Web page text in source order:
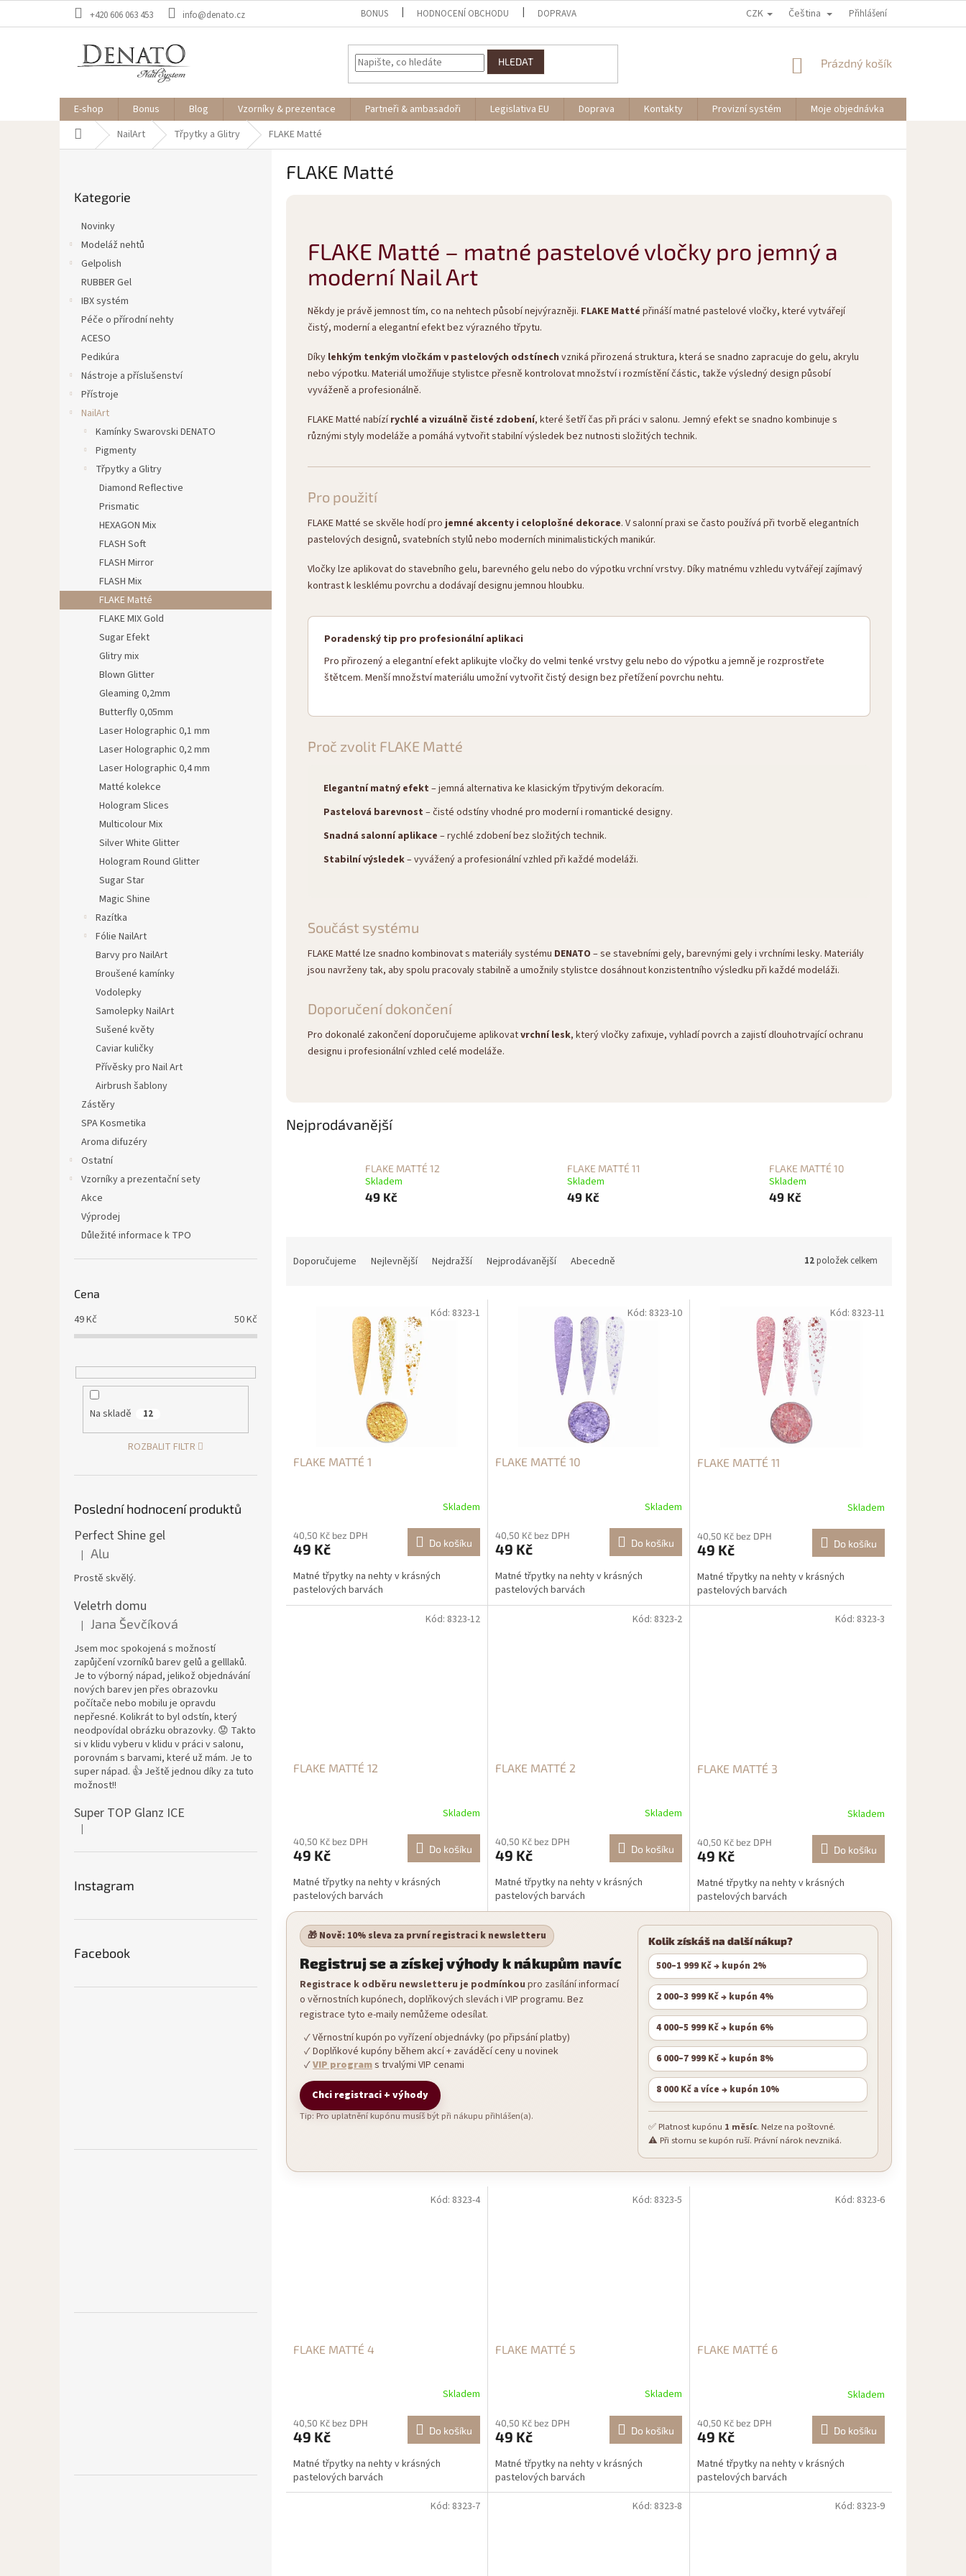
+420 606 063 453 info@denato.cz BONUS HODNOCENÍ OBCHODU DOPRAVA CZK Čeština Přihlášení
HLEDAT
NÁKUPNÍ
Prázdný košík
E-shop Bonus Blog Vzorníky & prezentace Partneři & ambasadoři Legislativa EU Doprava Kontakty Provizní systém
Moje objednávka
Domů NailArt Třpytky a Glitry FLAKE Matté
kategorie
Kategorie
Novinky
Modeláž nehtů
Gelpolish
RUBBER Gel
IBX systém
Péče o přírodní nehty
ACESO
Pedikúra
Nástroje a příslušenství
Přístroje
NailArt
Kamínky Swarovski DENATO
Pigmenty
Třpytky a Glitry
Diamond Reflective
Prismatic
HEXAGON Mix
FLASH Soft
FLASH Mirror
FLASH Mix
FLAKE Matté
FLAKE MIX Gold
Sugar Efekt
Glitry mix
Blown Glitter
Gleaming 0,2mm
Butterfly 0,05mm
Laser Holographic 0,1 mm
Laser Holographic 0,2 mm
Laser Holographic 0,4 mm
Matté kolekce
Hologram Slices
Multicolour Mix
Silver White Glitter
Hologram Round Glitter
Sugar Star
Magic Shine
Razítka
Fólie NailArt
Barvy pro NailArt
Broušené kamínky
Vodolepky
Samolepky NailArt
Sušené květy
Caviar kuličky
Přívěsky pro Nail Art
Airbrush šablony
Zástěry
SPA Kosmetika
Aroma difuzéry
Ostatní
Vzorníky a prezentační sety
Akce
Výprodej
Důležité informace k TPO
Cena
49Kč 50Kč
Na skladě 12
ROZBALIT FILTR
Poslední hodnocení produktů
Perfect Shine gel
Hodnocení produktu je 5 z 5 hvězdiček.
| Alu
Prostě skvělý.
Veletrh domu
Hodnocení produktu je 5 z 5 hvězdiček.
| Jana Ševčíková
Jsem moc spokojená s možností
zapůjčení vzorníků barev gelů a gelllaků.
Je to výborný nápad, jelikož objednávání
nových barev jen přes obrazovku
počítače nebo mobilu je opravdu
nepřesné. Kolikrát to byl odstín, který
neodpovídal obrázku obrazovky. 😟 Takto
si v klidu vyberu v klidu v práci v salonu,
porovnám s barvami, které už mám. Je to
super nápad. 👍 Ještě jednou díky za tuto
možnost!!
Super TOP Glanz ICE
Hodnocení produktu je 4 z 5 hvězdiček.
|
Instagram
Facebook
FLAKE Matté
FLAKE Matté – matné pastelové vločky pro jemný a
moderní Nail Art
Někdy je právě jemnost tím, co na nehtech působí nejvýrazněji. FLAKE Matté přináší matné pastelové vločky, které vytvářejí
čistý, moderní a elegantní efekt bez výrazného třpytu.
Díky lehkým tenkým vločkám v pastelových odstínech vzniká přirozená struktura, která se snadno zapracuje do gelu, akrylu
nebo výpotku. Materiál umožňuje stylistce přesně kontrolovat množství i rozmístění částic, takže výsledný design působí
vyváženě a profesionálně.
FLAKE Matté nabízírychlé a vizuálně čisté zdobení, které šetří čas při práci v salonu. Jemný efekt se snadno kombinuje s
různými styly modeláže a pomáhá vytvořit stabilní výsledek bez nutnosti složitých technik.
Pro použití
FLAKE Matté se skvěle hodí projemné akcenty i celoplošné dekorace. V salonní praxi se často používá při tvorbě elegantních
pastelových designů, svatebních stylů nebo moderních minimalistických manikúr.
Vločky lze aplikovat do stavebního gelu, barevného gelu nebo do výpotku vrchní vrstvy. Díky matnému vzhledu vytvářejí zajímavý
kontrast k lesklému povrchu a dodávají designu jemnou hloubku.
Poradenský tip pro profesionální aplikaci
Pro přirozený a elegantní efekt aplikujte vločky do velmi tenké vrstvy gelu nebo do výpotku a jemně je rozprostřete
štětcem. Menší množství materiálu umožní vytvořit čistý design bez přetížení povrchu nehtu.
Proč zvolit FLAKE Matté
Elegantní matný efekt – jemná alternativa ke klasickým třpytivým dekoracím.
Pastelová barevnost – čisté odstíny vhodné pro moderní i romantické designy.
Snadná salonní aplikace – rychlé zdobení bez složitých technik.
Stabilní výsledek– vyvážený a profesionální vzhled při každé modeláži.
Součást systému
FLAKE Matté lze snadno kombinovat s materiály systému DENATO – se stavebními gely, barevnými gely i vrchními lesky. Materiály
jsou navrženy tak, aby spolu pracovaly stabilně a umožnily stylistce dosáhnout konzistentního výsledku při každé modeláži.
Doporučení dokončení
Pro dokonalé zakončení doporučujeme aplikovatvrchní lesk, který vločky zafixuje, vyhladí povrch a zajistí dlouhotrvající ochranu
designu i profesionální vzhled celé modeláže.
Nejprodávanější
FLAKE MATTÉ 12
Skladem
49 Kč
FLAKE MATTÉ 11
Skladem
49 Kč
FLAKE MATTÉ 10
Skladem
49 Kč
Doporučujeme Nejlevnější Nejdražší Nejprodávanější Abecedně 12položek celkem
FLAKE MATTÉ 1
Skladem
40,50 Kč bez DPH
49 Kč Do košíku
Matné třpytky na nehty v krásných
pastelových barvách
Kód: 8323-1
FLAKE MATTÉ 10
Skladem
40,50 Kč bez DPH
49 Kč Do košíku
Matné třpytky na nehty v krásných
pastelových barvách
Kód: 8323-10
FLAKE MATTÉ 11
Skladem
40,50 Kč bez DPH
49 Kč Do košíku
Matné třpytky na nehty v krásných
pastelových barvách
Kód: 8323-11
FLAKE MATTÉ 12
Skladem
40,50 Kč bez DPH
49 Kč Do košíku
Matné třpytky na nehty v krásných
pastelových barvách
Kód: 8323-12
FLAKE MATTÉ 2
Skladem
40,50 Kč bez DPH
49 Kč Do košíku
Matné třpytky na nehty v krásných
pastelových barvách
Kód: 8323-2
FLAKE MATTÉ 3
Skladem
40,50 Kč bez DPH
49 Kč Do košíku
Matné třpytky na nehty v krásných
pastelových barvách
Kód: 8323-3
🎁 Nově: 10% sleva za první registraci k newsletteru
Registruj se a získej výhody k nákupům navíc
Registrace k odběru newsletteru je podmínkou pro zasílání informací
o věrnostních kupónech, doplňkových slevách i VIP programu. Bez
registrace tyto e-maily nemůžeme odesílat.
Věrnostní kupón po vyřízení objednávky (po připsání platby)
Doplňkové kupóny během akcí + zaváděcí ceny u novinek
VIP programs trvalými VIP cenami
Chci registraci + výhody
Tip: Pro uplatnění kupónu musíš být při nákupu přihlášen(a).
Kolik získáš na další nákup?
500–1 999 Kč → kupón 2%
2 000–3 999 Kč → kupón 4%
4 000–5 999 Kč → kupón 6%
6 000–7 999 Kč → kupón 8%
8 000 Kč a více → kupón 10%
✅ Platnost kupónu 1 měsíc. Nelze na poštovné.
⚠️ Při stornu se kupón ruší. Právní nárok nevzniká.
FLAKE MATTÉ 4
Skladem
40,50 Kč bez DPH
49 Kč Do košíku
Matné třpytky na nehty v krásných
pastelových barvách
Kód: 8323-4
FLAKE MATTÉ 5
Skladem
40,50 Kč bez DPH
49 Kč Do košíku
Matné třpytky na nehty v krásných
pastelových barvách
Kód: 8323-5
FLAKE MATTÉ 6
Skladem
40,50 Kč bez DPH
49 Kč Do košíku
Matné třpytky na nehty v krásných
pastelových barvách
Kód: 8323-6
Kód: 8323-7 Kód: 8323-8 Kód: 8323-9